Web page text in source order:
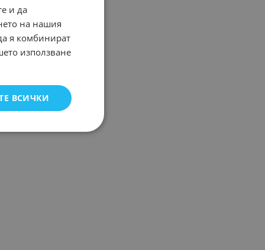
и да
на нашия
я комбинират
използване
ВСИЧКИ